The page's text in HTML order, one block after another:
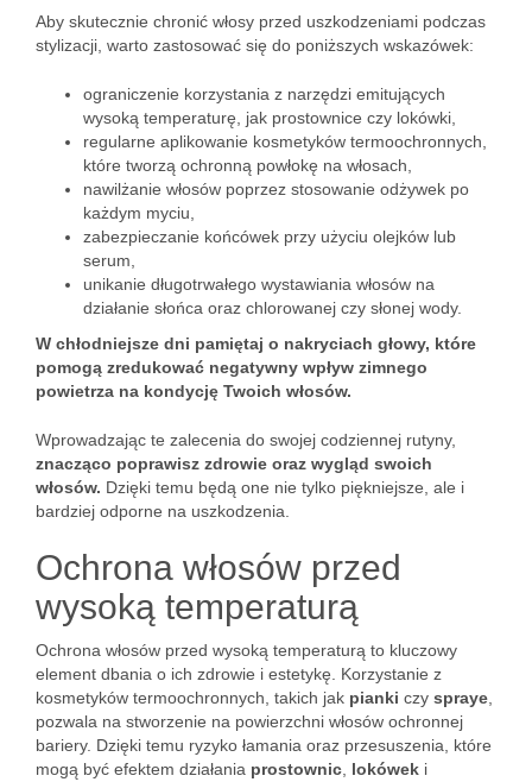
Aby skutecznie chronić włosy przed uszkodzeniami podczas
stylizacji, warto zastosować się do poniższych wskazówek:
ograniczenie korzystania z narzędzi emitujących
wysoką temperaturę, jak prostownice czy lokówki,
regularne aplikowanie kosmetyków termoochronnych,
które tworzą ochronną powłokę na włosach,
nawilżanie włosów poprzez stosowanie odżywek po
każdym myciu,
zabezpieczanie końcówek przy użyciu olejków lub
serum,
unikanie długotrwałego wystawiania włosów na
działanie słońca oraz chlorowanej czy słonej wody.
W chłodniejsze dni pamiętaj o nakryciach głowy, które
pomogą zredukować negatywny wpływ zimnego
powietrza na kondycję Twoich włosów.
Wprowadzając te zalecenia do swojej codziennej rutyny,
znacząco poprawisz zdrowie oraz wygląd swoich
włosów. Dzięki temu będą one nie tylko piękniejsze, ale i
bardziej odporne na uszkodzenia.
Ochrona włosów przed
wysoką temperaturą
Ochrona włosów przed wysoką temperaturą to kluczowy
element dbania o ich zdrowie i estetykę. Korzystanie z
kosmetyków termoochronnych, takich jak pianki czy spraye
pozwala na stworzenie na powierzchni włosów ochronnej
bariery. Dzięki temu ryzyko łamania oraz przesuszenia, które
mogą być efektem działania prostownic lokówek i